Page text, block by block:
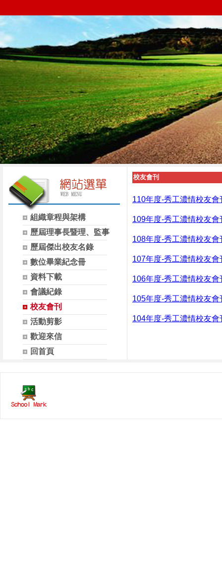
組織章程與架構
歷屆理事長暨理、監事
歷屆傑出校友名錄
數位畢業紀念冊
資料下載
會議紀錄
校友會刊
活動剪影
歡迎來信
回首頁
校友會刊
110年度-秀工濃情校友會
109年度-秀工濃情校友會
108年度-秀工濃情校友會
107年度-秀工濃情校友會
106年度-秀工濃情校友會
105年度-秀工濃情校友會
104年度-秀工濃情校友會